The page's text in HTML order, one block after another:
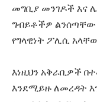
መግቢያ መንገዶች እና
ግብይቶችዎ ልንሰጣቸው
የግላዊነት ፖሊሲ
እነዚህን አቅራቢዎች
እንደሚይዙ ለመረዳት